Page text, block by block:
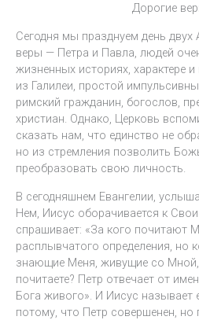
Дорогие
Сегодня мы празднуем день двух
веры — Петра и Павла, людей
жизненных историях, характере
из Галилеи, простой
римский гражданин, богослов,
христиан. Однако, Церковь
сказать нам, что единство не
но из стремления позволить
преобразовать свою личность.
В сегодняшнем Евангелии,
Нем, Иисус оборачивается к
спрашивает: «За кого почитают
расплывчатого определения, но
знающие Меня, живущие со
почитаете? Петр отвечает от
Бога живого». И Иисус называет
потому, что Петр совершенен, но